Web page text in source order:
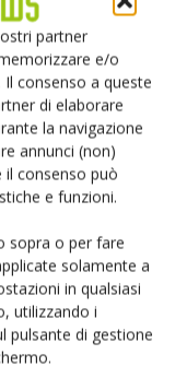
partner
e/o
consenso a queste
di elaborare
la navigazione
annunci (non)
consenso può
e funzioni.
sopra o per fare
solamente a
in qualsiasi
utilizzando i
pulsante di gestione
sull’IA